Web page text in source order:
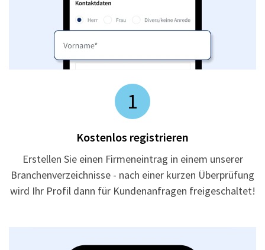
1
Kostenlos registrieren
Erstellen Sie einen Firmeneintrag in einem unserer
Branchenverzeichnisse - nach einer kurzen Überprüfung
wird Ihr Profil dann für Kundenanfragen freigeschaltet!